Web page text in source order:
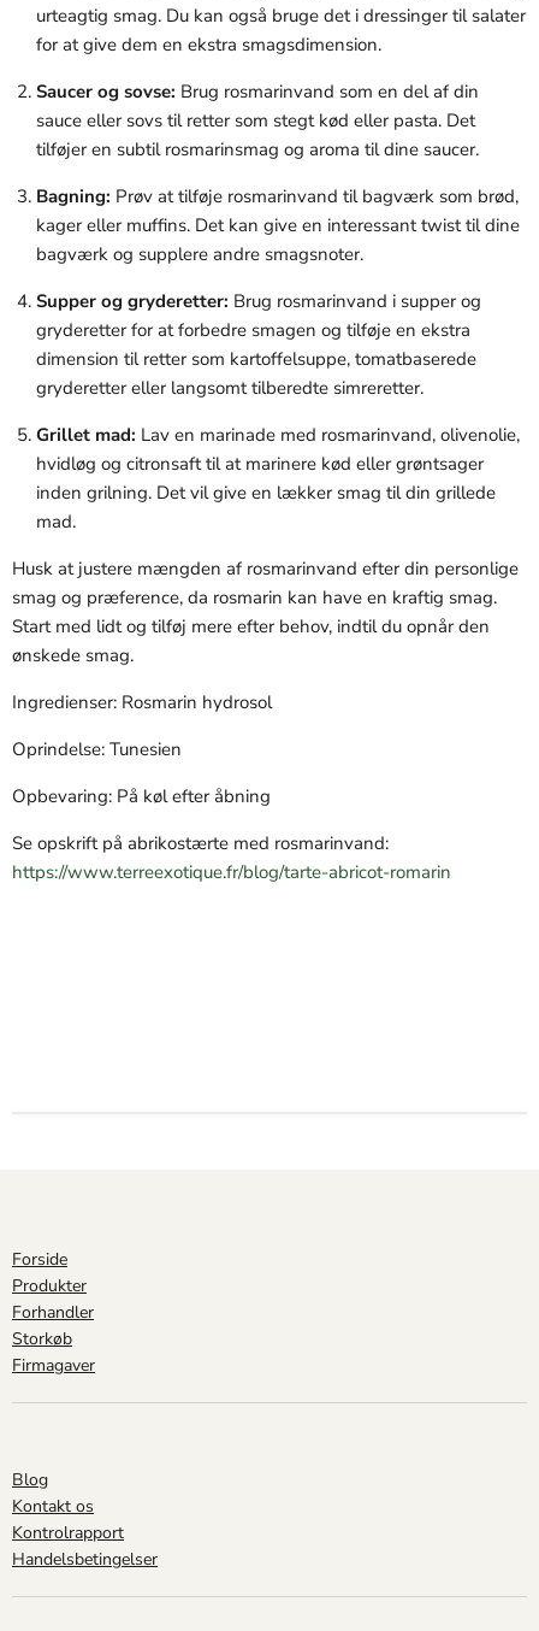
urteagtig smag. Du kan også bruge det i dressinger til salater
for at give dem en ekstra smagsdimension.
Saucer og sovse: Brug rosmarinvand som en del af din
sauce eller sovs til retter som stegt kød eller pasta. Det
tilføjer en subtil rosmarinsmag og aroma til dine saucer.
Bagning: Prøv at tilføje rosmarinvand til bagværk som brød,
kager eller muffins. Det kan give en interessant twist til dine
bagværk og supplere andre smagsnoter.
Supper og gryderetter: Brug rosmarinvand i supper og
gryderetter for at forbedre smagen og tilføje en ekstra
dimension til retter som kartoffelsuppe, tomatbaserede
gryderetter eller langsomt tilberedte simreretter.
Grillet mad: Lav en marinade med rosmarinvand, olivenolie,
hvidløg og citronsaft til at marinere kød eller grøntsager
inden grilning. Det vil give en lækker smag til din grillede
mad.
Husk at justere mængden af rosmarinvand efter din personlige
smag og præference, da rosmarin kan have en kraftig smag.
Start med lidt og tilføj mere efter behov, indtil du opnår den
ønskede smag.
Ingredienser: Rosmarin hydrosol
Oprindelse: Tunesien
Opbevaring: På køl efter åbning
Se opskrift på abrikostærte med rosmarinvand:
https://www.terreexotique.fr/blog/tarte-abricot-romarin
Forside
Produkter
Forhandler
Storkøb
Firmagaver
Blog
Kontakt os
Kontrolrapport
Handelsbetingelser